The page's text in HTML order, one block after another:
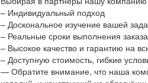
– Индивидуальный подход
– Доскональное изучение вашей
– Реальные сроки выполнения заказа
– Высокое качество и гарантию на
– Доступную стоимость, гибкие
— Обратите внимание, что наша